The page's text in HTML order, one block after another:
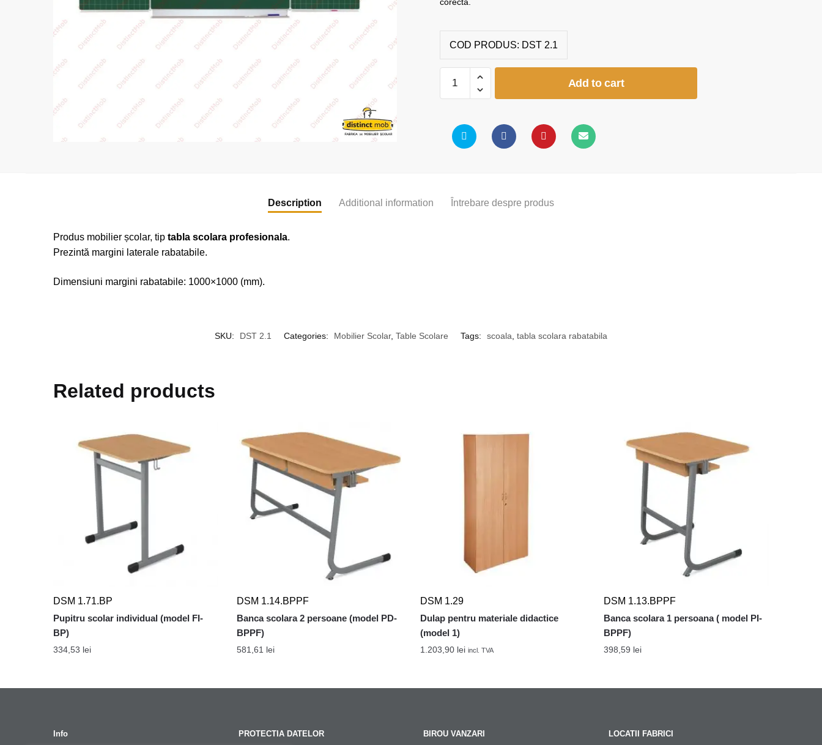
COD PRODUS: DST 2.1
Scolara
Rabatabile
(2000x1000)
Add to cart
Description Additional information Întrebare despre produs
Produs mobilier școlar, tiptabla scolara profesionala.
Prezintă margini laterale rabatabile.
Dimensiuni margini rabatabile: 1000×1000 (mm).
SKU: DST 2.1 Categories: Mobilier Scolar, Table Scolare Tags: scoala tabla scolara rabatabila
Related products
DSM 1.71.BP
Pupitru scolar individual (model FI-
BP)
334,53 lei
DSM 1.14.BPPF
Banca scolara 2 persoane (model PD-
BPPF)
581,61 lei
DSM 1.29
Dulap pentru materiale didactice
(model 1)
1.203,90 lei incl. TVA
DSM 1.13.BPPF
Banca scolara 1 persoana ( model PI-
BPPF)
398,59 lei
Info PROTECTIA DATELOR BIROU VANZARI LOCATII FABRICI